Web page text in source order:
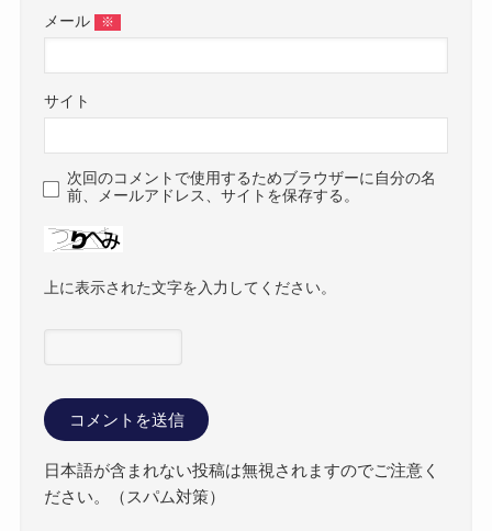
メール ※
サイト
次回のコメントで使用するためブラウザーに自分の名
前、メールアドレス、サイトを保存する。
上に表示された文字を入力してください。
日本語が含まれない投稿は無視されますのでご注意く
ださい。（スパム対策）